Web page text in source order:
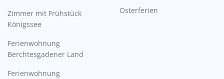
Zimmer mit Frühstück
Königssee
Ferienwohnung
Berchtesgadener Land
Ferienwohnung
Osterferien